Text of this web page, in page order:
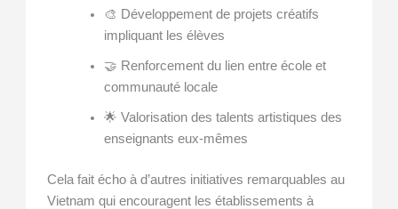
🎨 Développement de projets créatifs
impliquant les élèves
🤝 Renforcement du lien entre école et
communauté locale
🌟 Valorisation des talents artistiques des
enseignants eux-mêmes
Cela fait écho à d’autres initiatives remarquables au
Vietnam qui encouragent les établissements à